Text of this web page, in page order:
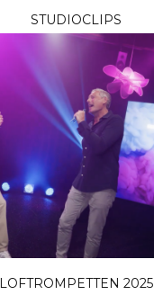
STUDIOCLIPS
LOFTROMPETTEN 2025